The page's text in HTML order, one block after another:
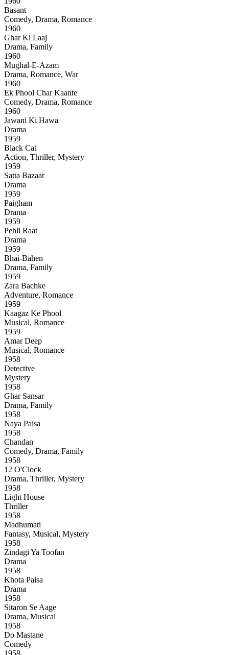
Basant
Comedy, Drama, Romance
1960
Ghar Ki Laaj
Drama, Family
1960
Mughal-E-Azam
Drama, Romance, War
1960
Ek Phool Char Kaante
Comedy, Drama, Romance
1960
Jawani Ki Hawa
Drama
1959
Black Cat
Action, Thriller, Mystery
1959
Satta Bazaar
Drama
1959
Paigham
Drama
1959
Pehli Raat
Drama
1959
Bhai-Bahen
Drama, Family
1959
Zara Bachke
Adventure, Romance
1959
Kaagaz Ke Phool
Musical, Romance
1959
Amar Deep
Musical, Romance
1958
Detective
Mystery
1958
Ghar Sansar
Drama, Family
1958
Naya Paisa
1958
Chandan
Comedy, Drama, Family
1958
12 O'Clock
Drama, Thriller, Mystery
1958
Light House
Thriller
1958
Madhumati
Fantasy, Musical, Mystery
1958
Zindagi Ya Toofan
Drama
1958
Khota Paisa
Drama
1958
Sitaron Se Aage
Drama, Musical
1958
Do Mastane
Comedy